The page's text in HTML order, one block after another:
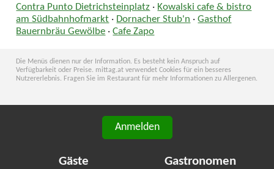
Contra Punto Dietrichsteinplatz · Kowalski cafe & bistro
am Südbahnhofmarkt · Dornacher Stub'n ·Gasthof
Bauernbräu Gewölbe ·Cafe Zapo
Die Menüs dienen nur der Information. Es besteht kein Anspruch auf
Verfügbarkeit oder Preise. mittag.at verwendet Cookies für ein besseres
Nutzererlebnis. Fragen Sie im Restaurant für mehr Informationen zu Allergenen.
Anmelden
Gäste Gastronomen